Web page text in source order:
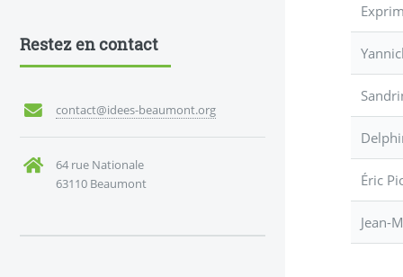
Éric
Jean-
Restez en contact
contact@idees-beaumont.org
64 rue Nationale
63110 Beaumont